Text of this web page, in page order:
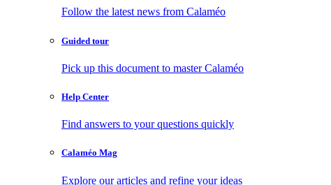
Follow the latest news from Calaméo
Guided tour
Pick up this document to master Calaméo
Help Center
Find answers to your questions quickly
Calaméo Mag
Explore our articles and refine your ideas